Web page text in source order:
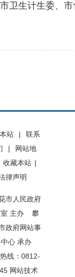
卫生计生委、
站 |
联系
|
网站地
收藏本站 |
律声明
市人民政府
室 主办 攀
政府网站事
心 承办
线：0812-
网站技术